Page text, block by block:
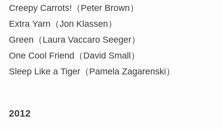
Creepy Carrots!（Peter Brown）
Extra Yarn（Jon Klassen）
Green（Laura Vaccaro Seeger）
One Cool Friend（David Small）
Sleep Like a Tiger（Pamela Zagarenski）
2012